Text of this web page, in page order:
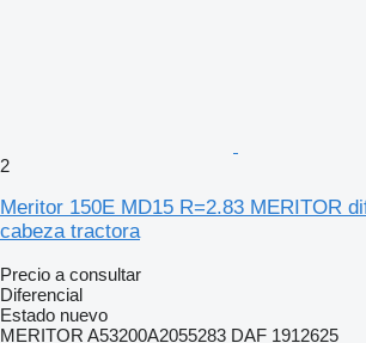
2
Meritor 150E MD15 R=2.83 MERITOR
cabeza tractora
Precio a consultar
Diferencial
Estado nuevo
MERITOR A53200A2055283 DAF 1912625